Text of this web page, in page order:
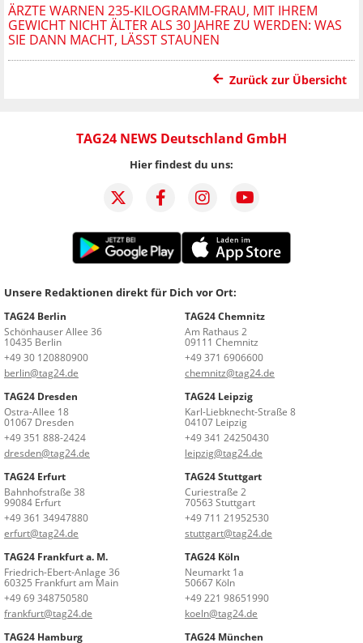
ÄRZTE WARNEN 235-KILOGRAMM-FRAU, MIT IHREM
GEWICHT NICHT ÄLTER ALS 30 JAHRE ZU WERDEN: WAS
SIE DANN MACHT, LÄSST STAUNEN
Zurück zur Übersicht
TAG24 NEWS Deutschland GmbH
Hier findest du uns:
Unsere Redaktionen direkt für Dich vor Ort:
TAG24 Berlin
Schönhauser Allee 36
10435 Berlin
+49 30 120880900
berlin@tag24.de
TAG24 Chemnitz
Am Rathaus 2
09111 Chemnitz
+49 371 6906600
chemnitz@tag24.de
TAG24 Dresden
Ostra-Allee 18
01067 Dresden
+49 351 888-2424
dresden@tag24.de
TAG24 Leipzig
Karl-Liebknecht-Straße 8
04107 Leipzig
+49 341 24250430
leipzig@tag24.de
TAG24 Erfurt
Bahnhofstraße 38
99084 Erfurt
+49 361 34947880
erfurt@tag24.de
TAG24 Stuttgart
Curiestraße 2
70563 Stuttgart
+49 711 21952530
stuttgart@tag24.de
TAG24 Frankfurt a. M.
Friedrich-Ebert-Anlage 36
60325 Frankfurt am Main
+49 69 348750580
frankfurt@tag24.de
TAG24 Köln
Neumarkt 1a
50667 Köln
+49 221 98651990
koeln@tag24.de
TAG24 Hamburg
TAG24 München